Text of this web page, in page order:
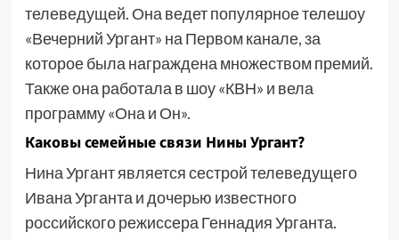
телеведущей. Она ведет популярное телешоу
«Вечерний Ургант» на Первом канале, за
которое была награждена множеством премий.
Также она работала в шоу «КВН» и вела
программу «Она и Он».
Каковы семейные связи Нины Ургант?
Нина Ургант является сестрой телеведущего
Ивана Урганта и дочерью известного
российского режиссера Геннадия Урганта.